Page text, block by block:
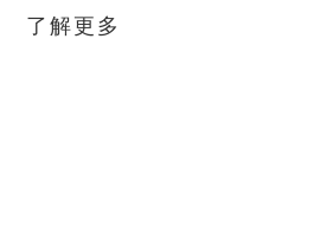
了解更多